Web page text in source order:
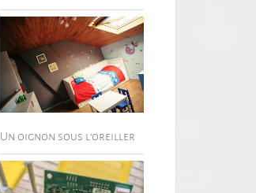
Un oignon sous l’oreiller